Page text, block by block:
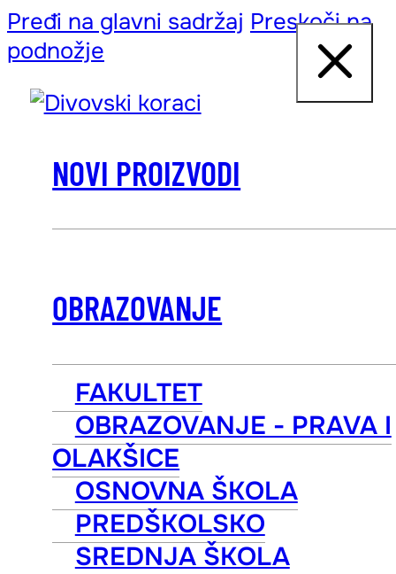
Pređi na glavni sadržaj Preskoči na
podnožje
NOVI PROIZVODI
OBRAZOVANJE
FAKULTET
OBRAZOVANJE - PRAVA I
OLAKŠICE
OSNOVNA ŠKOLA
PREDŠKOLSKO
SREDNJA ŠKOLA